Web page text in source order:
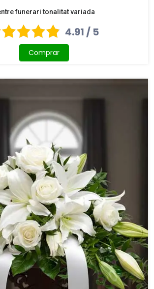
funerari tonalitat variada
4.91 / 5
Comprar